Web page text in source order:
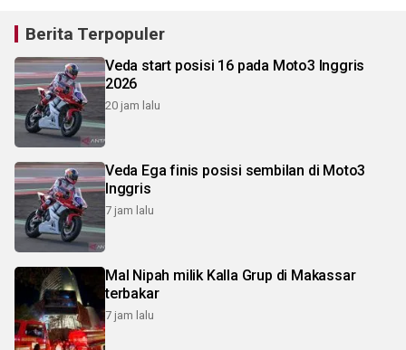
Berita Terpopuler
Veda start posisi 16 pada Moto3 Inggris
2026
20 jam lalu
Veda Ega finis posisi sembilan di Moto3
Inggris
7 jam lalu
Mal Nipah milik Kalla Grup di Makassar
terbakar
7 jam lalu